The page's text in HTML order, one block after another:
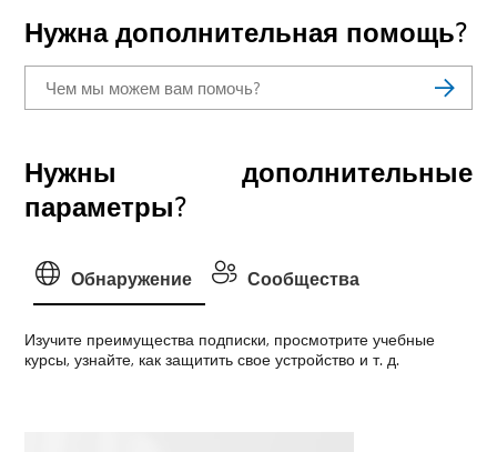
Нужна дополнительная помощь?
Нужны дополнительные
параметры?
Обнаружение Сообщества
Изучите преимущества подписки, просмотрите учебные
курсы, узнайте, как защитить свое устройство и т. д.